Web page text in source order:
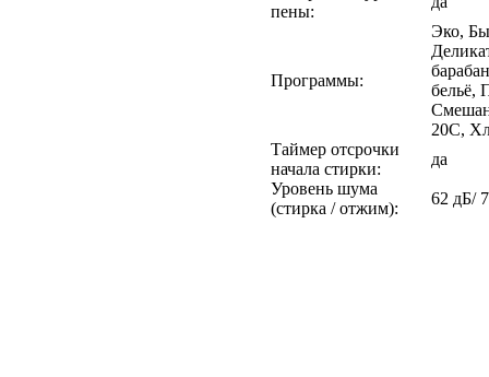
пены:
Программы:
Эко,
бельё,
20С,
Таймер отсрочки
начала стирки:
да
Уровень шума
(стирка / отжим):
62 дБ/